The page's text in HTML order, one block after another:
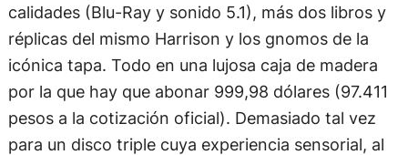
calidades (Blu-Ray y sonido 5.1), más dos libros y
réplicas del mismo Harrison y los gnomos de la
icónica tapa. Todo en una lujosa caja de madera
por la que hay que abonar 999,98 dólares (97.411
pesos a la cotización oficial). Demasiado tal vez
para un disco triple cuya experiencia sensorial, al